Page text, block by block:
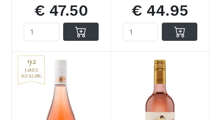
€ 47.50 € 44.95
92
JAMES
SUCKLING